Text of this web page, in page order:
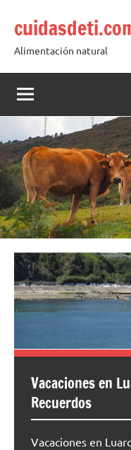
contenido
Alimentación natural
Vacaciones en
Recuerdos
Vacaciones en